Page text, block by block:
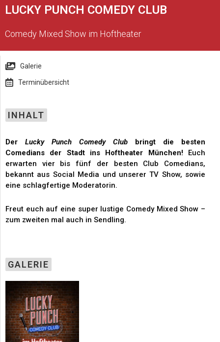
LUCKY PUNCH COMEDY CLUB
Comedy Mixed Show im Hoftheater
INHALT
Galerie
Terminübersicht
Der Lucky Punch Comedy Club bringt die besten
Comedians der Stadt ins Hoftheater München! Euch
erwarten vier bis fünf der besten Club Comedians,
bekannt aus Social Media und unserer TV Show, sowie
eine schlagfertige Moderatorin.
Freut euch auf eine super lustige Comedy Mixed Show –
zum zweiten mal auch in Sendling.
GALERIE